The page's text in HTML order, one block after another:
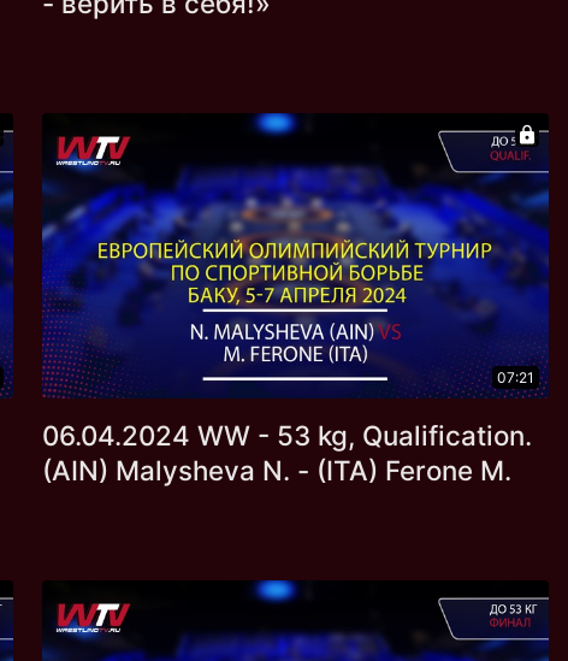
07:21
06.04.2024 WW - 53 kg, Qualification.
(AIN) Malysheva N. - (ITA) Ferone M.